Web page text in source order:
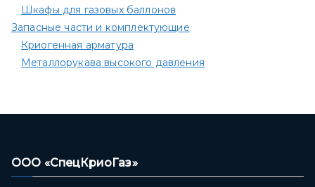
Шкафы для газовых баллонов
Запасные части и комплектующие
Криогенная арматура
Металлорукава высокого давления
ООО «СпецКриоГаз»